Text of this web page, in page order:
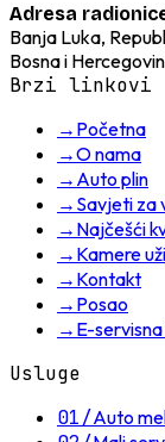
Adresa
Banja Luka,
Bosna i
Brzi linkovi
→ Početna
→O nama
→ Auto plin
→ Savjeti za
→ Najčešći
→ Kamere
→ Kontakt
→ Posao
→ E-
Usluge
01/Auto